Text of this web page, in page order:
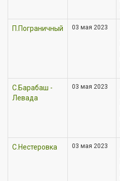
П.Пограничный 03 мая 2023
С.Барабаш -
Левада
03 мая 2023
С.Нестеровка 03 мая 2023